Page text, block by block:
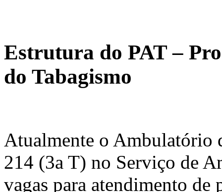
Estrutura do PAT –
do Tabagismo
Atualmente o Ambulatório
214 (3a T) no Serviço de
vagas para atendimento de